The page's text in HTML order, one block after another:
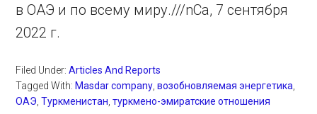
в ОАЭ и по всему миру.///nCa, 7 сентября
2022 г.
Filed Under:Articles And Reports
Tagged With: Masdar company ,возобновляемая энергетика
ОАЭ ,Туркменистан ,туркмено-эмиратские отношения